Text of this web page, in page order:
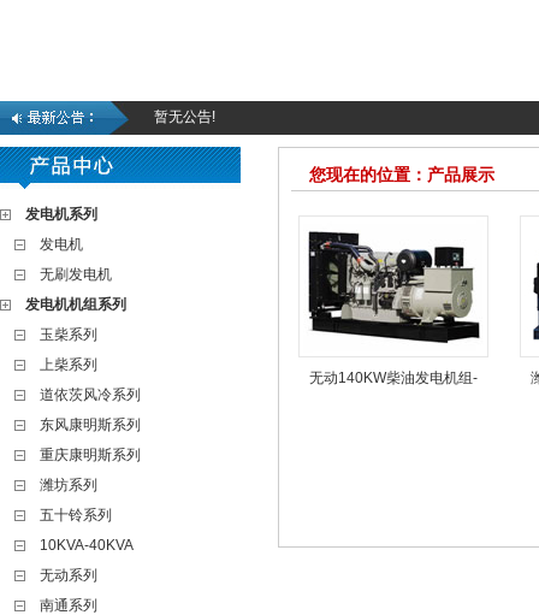
暂无公告!
发电机系列
发电机
无刷发电机
发电机机组系列
玉柴系列
上柴系列
道依茨风冷系列
东风康明斯系列
重庆康明斯系列
潍坊系列
五十铃系列
10KVA-40KVA
无动系列
南通系列
您现在的位置：产品展示
无动140KW柴油发电机组-